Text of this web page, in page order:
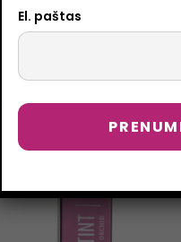
Numatytasis
El. paštas